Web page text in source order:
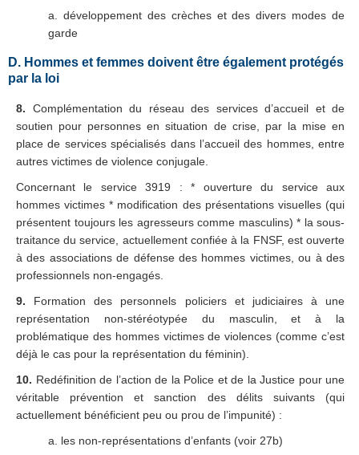
a. développement des crèches et des divers modes de
garde
D. Hommes et femmes doivent être également protégés
par la loi
8. Complémentation du réseau des services d’accueil et de
soutien pour personnes en situation de crise, par la mise en
place de services spécialisés dans l’accueil des hommes, entre
autres victimes de violence conjugale.
Concernant le service 3919 : * ouverture du service aux
hommes victimes * modification des présentations visuelles (qui
présentent toujours les agresseurs comme masculins) * la sous-
traitance du service, actuellement confiée à la FNSF, est ouverte
à des associations de défense des hommes victimes, ou à des
professionnels non-engagés.
9. Formation des personnels policiers et judiciaires à une
représentation non-stéréotypée du masculin, et à la
problématique des hommes victimes de violences (comme c’est
déjà le cas pour la représentation du féminin).
10. Redéfinition de l’action de la Police et de la Justice pour une
véritable prévention et sanction des délits suivants (qui
actuellement bénéficient peu ou prou de l’impunité) :
a. les non-représentations d’enfants (voir 27b)